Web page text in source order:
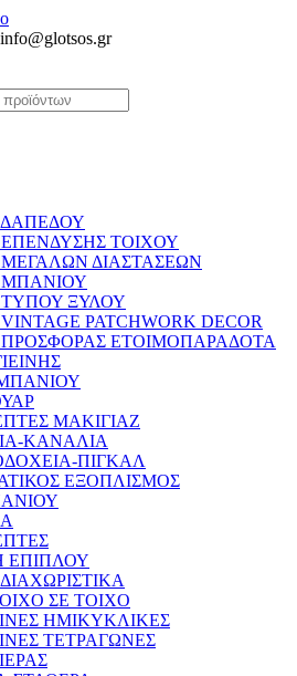
ΤΟΙΧΟΥ
ΔΙΑΣΤΑΣΕΩΝ
ΞΥΛΟΥ
PATCHWORK DECOR
ΕΤΟΙΜΟΠΑΡΑΔΟΤΑ
ΜΑΚΙΓΙΑΖ
ΚΑΝΑΛΙΑ
ΠΙΓΚΑΛ
ΕΞΟΠΛΙΣΜΟΣ
ΕΠΙΠΛΟΥ
ΣΕ ΤΟΙΧΟ
ΗΜΙΚΥΚΛΙΚΕΣ
ΤΕΤΡΑΓΩΝΕΣ